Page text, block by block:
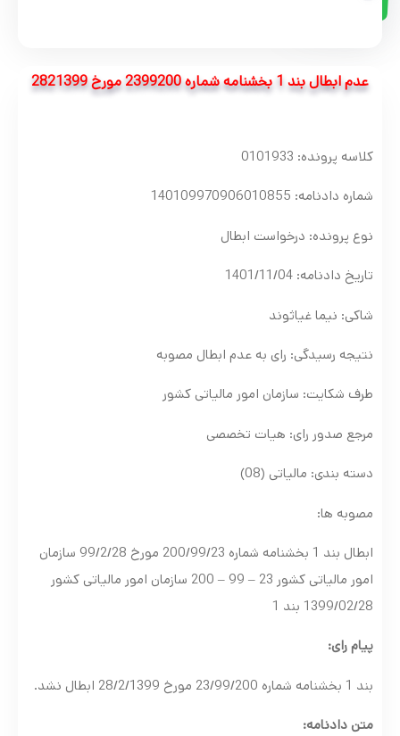
عدم ابطال بند 1 بخشنامه شماره 2399200 مورخ 2821399
کلاسه پرونده: 0101933
شماره دادنامه: 140109970906010855
نوع پرونده: درخواست ابطال
تاریخ دادنامه: 1401/11/04
شاکی: نیما غیاثوند
نتیجه رسیدگی: رای به عدم ابطال مصوبه
طرف شکایت: سازمان امور مالیاتی کشور
مرجع صدور رای: هیات تخصصی
دسته بندی: مالیاتی (08)
مصوبه ها:
ابطال بند 1 بخشنامه شماره 200/99/23 مورخ 99/2/28 سازمان
امور مالیاتی کشور 23 – 99 – 200 سازمان امور مالیاتی کشور
1399/02/28 بند 1
پیام رای:
بند 1 بخشنامه شماره 23/99/200 مورخ 28/2/1399 ابطال نشد.
متن دادنامه: